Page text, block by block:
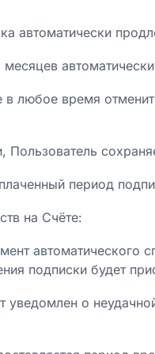
автоматически
в любое время
период
на Счёте:
автоматического
подписки будет
уведомлен о